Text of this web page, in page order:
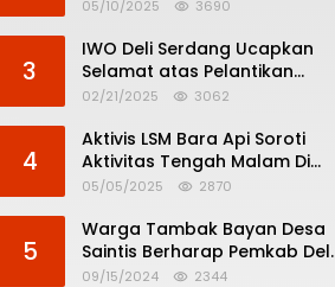
05/10/2025 3690
3
IWO Deli Serdang Ucapkan
Selamat atas Pelantikan
Bupati dan Wakil Bupati Deli
02/21/2025 3062
4
Aktivis LSM Bara Api Soroti
Aktivitas Tengah Malam Di
SPBU 14.213.228 Bandar Tinggi
05/05/2025 2870
5
Warga Tambak Bayan Desa
Saintis Berharap Pemkab Deli
Serdang Atasi Banjir
09/15/2024 2344